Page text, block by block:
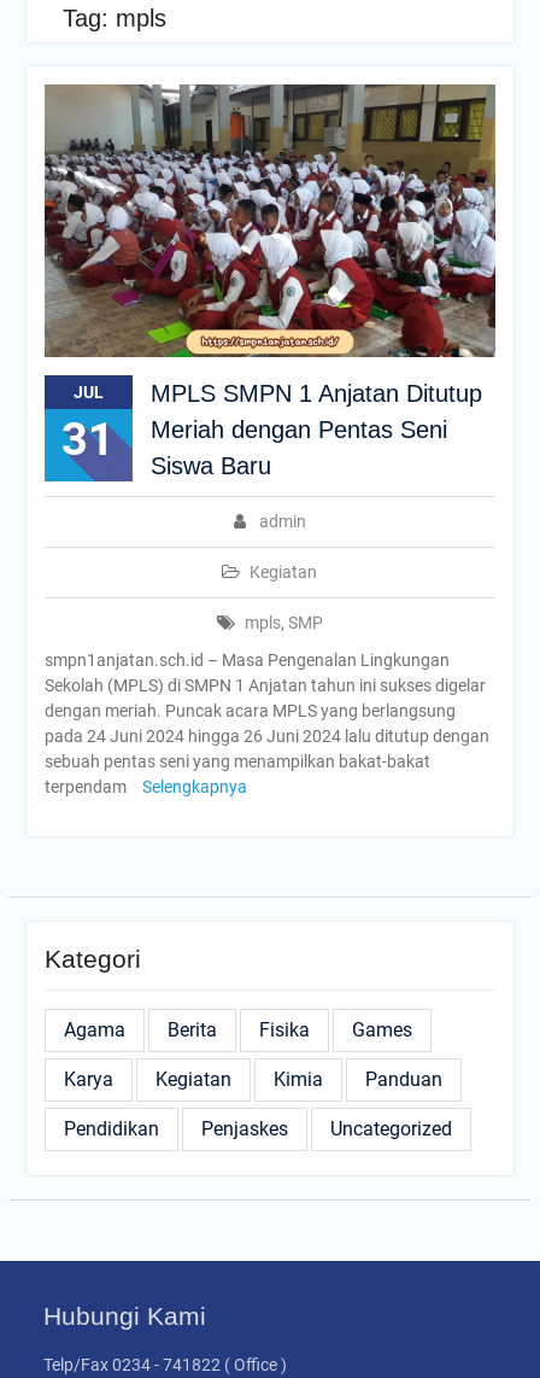
Tag: mpls
JUL
31
MPLS SMPN 1 Anjatan Ditutup
Meriah dengan Pentas Seni
Siswa Baru
admin
Kegiatan
mpls, SMP
smpn1anjatan.sch.id – Masa Pengenalan Lingkungan
Sekolah (MPLS) di SMPN 1 Anjatan tahun ini sukses digelar
dengan meriah. Puncak acara MPLS yang berlangsung
pada 24 Juni 2024 hingga 26 Juni 2024 lalu ditutup dengan
sebuah pentas seni yang menampilkan bakat-bakat
terpendam
Selengkapnya
Kategori
Agama Berita Fisika Games
Karya Kegiatan Kimia Panduan
Pendidikan Penjaskes Uncategorized
Hubungi Kami
Telp/Fax 0234 - 741822 ( Office )